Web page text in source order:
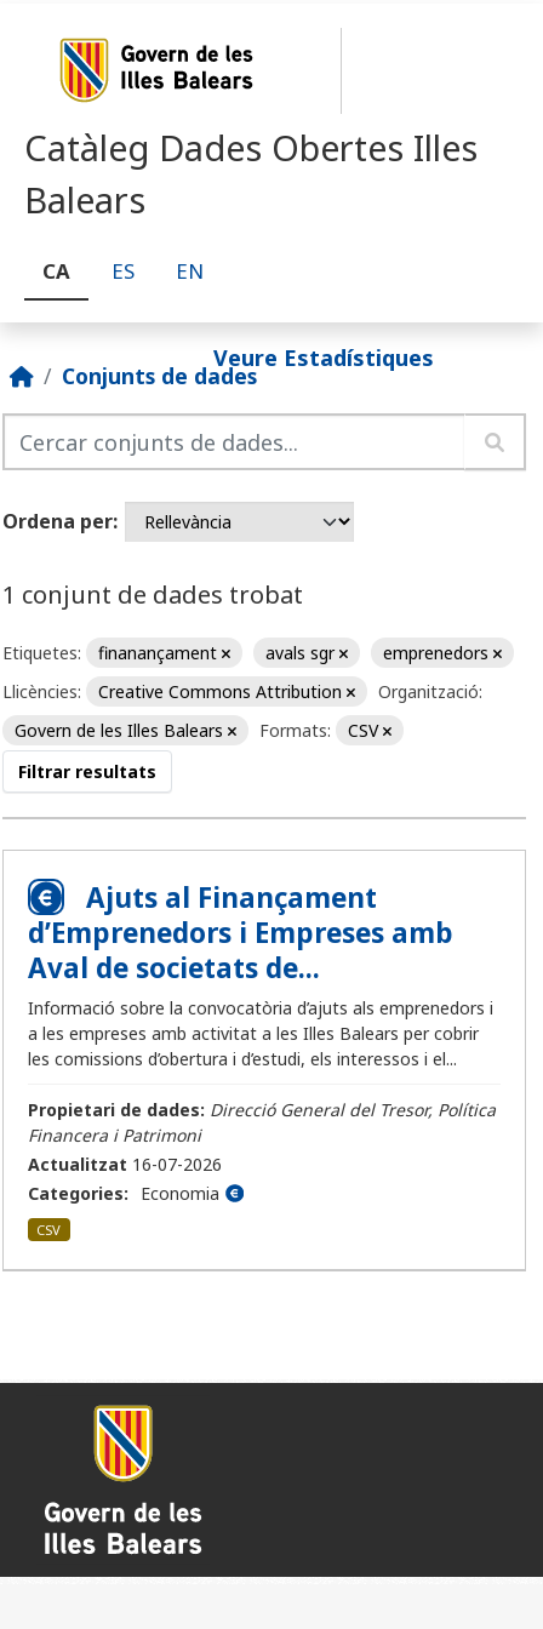
Catàleg Dades Obertes Illes
Balears
CA ES EN
Veure Estadístiques
Conjunts de dades
Ordena per
1 conjunt de dades trobat
Etiquetes: finanançament avals sgr
emprenedors
Llicències:
Creative Commons Attribution
Organització:
Govern de les Illes Balears
Formats:
CSV
Filtrar resultats
Ajuts al Finançament
d’Emprenedors i Empreses amb
Aval de societats de...
Informació sobre la convocatòria d’ajuts als emprenedors i
a les empreses amb activitat a les Illes Balears per cobrir
les comissions d’obertura i d’estudi, els interessos i el...
Propietari de dades: Direcció General del Tresor, Política
Financera i Patrimoni
Actualitzat 16-07-2026
Categories:
Economia
CSV